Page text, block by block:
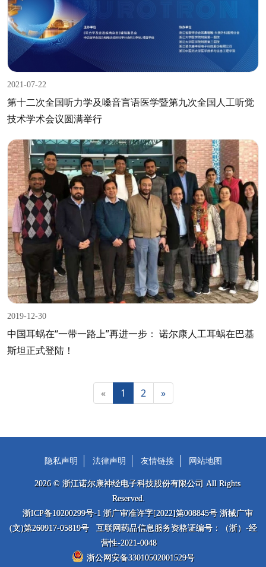
2021-07-22
第十二次全国听力学及嗓音言语医学暨第九次全国人工听觉
技术学术会议圆满举行
2019-12-30
中国耳蜗在“一带一路上”再进一步： 诺尔康人工耳蜗在巴基
斯坦正式登陆！
« 1 2 »
隐私声明 法律声明 友情链接 网站地图
2026 © 浙江诺尔康神经电子科技股份有限公司 All Rights
Reserved.
浙ICP备10200299号-1 浙广审准许字[2022]第008845号 浙械广审
(文)第260917-05819号 互联网药品信息服务资格证编号：（浙）-经
营性-2021-0048
浙公网安备33010502001529号